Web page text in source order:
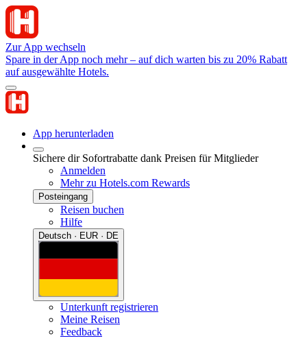
Zur App wechseln
Spare in der App noch mehr – auf dich warten bis zu 20% Rabatt
auf ausgewählte Hotels.
App herunterladen
Sichere dir Sofortrabatte dank Preisen für Mitglieder
Anmelden
Mehr zu Hotels.com Rewards
Posteingang
Reisen buchen
Hilfe
Deutsch · EUR · DE
Unterkunft registrieren
Meine Reisen
Feedback